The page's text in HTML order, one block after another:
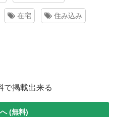
在宅 住み込み
で掲載出来る
(無料)